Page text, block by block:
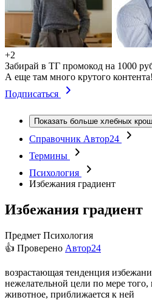
+2
Забирай в ТГ промокод на 1000
А еще там много крутого контента!
Подписаться
Показать больше хлебных
Справочник Автор24
Термины
Психология
Избежания градиент
Избежания градиент
Предмет Психология
👍 Проверено Автор24
возрастающая тенденция
нежелательной цели по мере того,
животное, приближается к ней